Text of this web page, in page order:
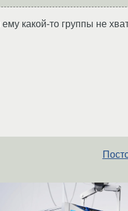
какой-то группы не